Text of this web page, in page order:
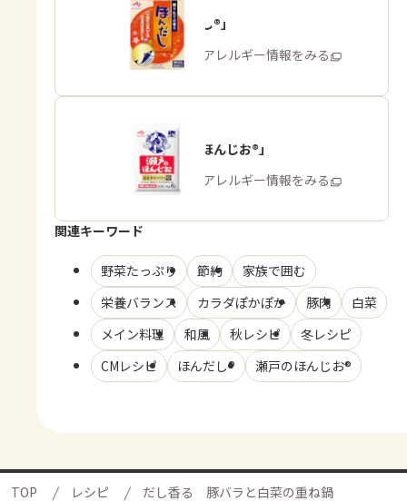
「ほんだし®」
商品・アレルギー情報をみる
「瀬戸のほんじお®」
商品・アレルギー情報をみる
関連キーワード
野菜たっぷり 節約
家族で囲む
栄養バランス
カラダぽかぽか 豚肉
白菜
メイン料理
和風 秋レシピ
冬レシピ
CMレシピ
ほんだし® 瀬戸のほんじお®
TOP レシピ だし香る 豚バラと白菜の重ね鍋